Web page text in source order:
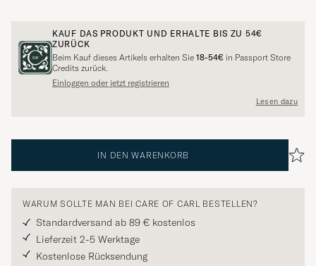
KAUF DAS PRODUKT UND ERHALTE BIS ZU 54€
ZURÜCK
Beim Kauf dieses Artikels erhalten Sie 18-54€ in Passport Store
Credits zurück.
Einloggen oder jetzt registrieren
Lesen dazu
IN DEN WARENKORB
WARUM SOLLTE MAN BEI CARE OF CARL BESTELLEN?
Standardversand ab 89 € kostenlos
Lieferzeit 2-5 Werktage
Kostenlose Rücksendung